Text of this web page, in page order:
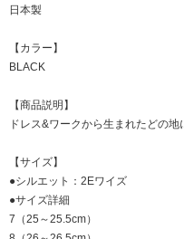
日本製
【カラー】
BLACK
【商品説明】
ドレス&ワークから生まれたどの
【サイズ】
●シルエット：2Eワイズ
●サイズ詳細
7（25～25.5cm）